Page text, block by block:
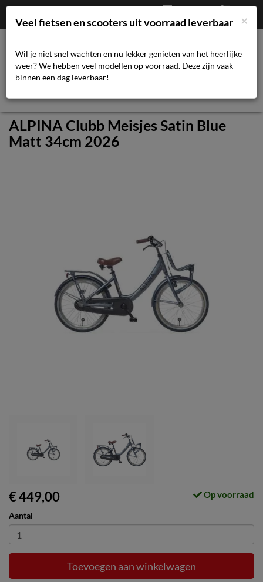
€0,00
Afrekenen
Mijn account
ALPINA Clubb Meisjes Satin Blue
Matt 34cm 2026
€ 449,00 Op voorraad
Aantal
Toevoegen aan winkelwagen
×
Veel fietsen en scooters uit voorraad leverbaar
Wil je niet snel wachten en nu lekker genieten van het heerlijke
weer? We hebben veel modellen op voorraad. Deze zijn vaak
binnen een dag leverbaar!